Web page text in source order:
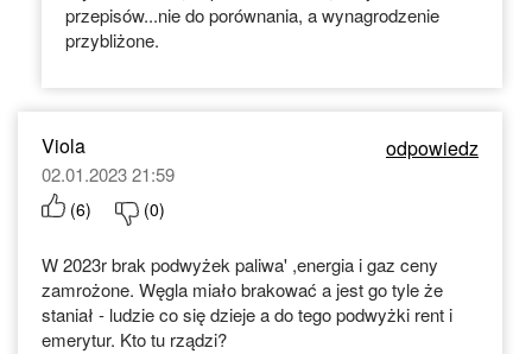
przepisów...nie do porównania, a wynagrodzenie
przybliżone.
Viola odpowiedz
02.01.2023 21:59
(6) (0)
W 2023r brak podwyżek paliwa' ,energia i gaz ceny
zamrożone. Węgla miało brakować a jest go tyle że
staniał - ludzie co się dzieje a do tego podwyżki rent i
emerytur. Kto tu rządzi?